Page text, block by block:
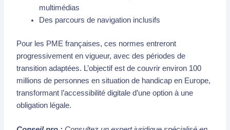
multimédias
Des parcours de navigation inclusifs
Pour les PME françaises, ces normes entreront
progressivement en vigueur, avec des périodes de
transition adaptées. L’objectif est de couvrir environ 100
millions de personnes en situation de handicap en Europe,
transformant l’accessibilité digitale d’une option à une
obligation légale.